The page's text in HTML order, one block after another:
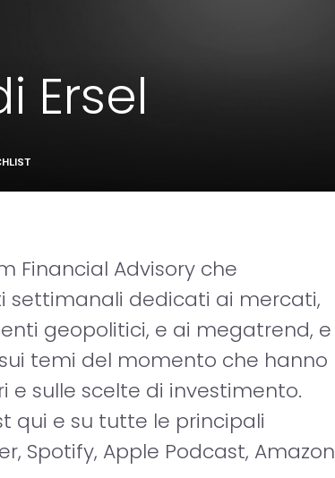
Ersel
Financial Advisory che
dedicati ai mercati,
geopolitici, e ai megatrend, e
temi del momento che hanno
sulle scelte di investimento.
qui e su tutte le principali
Spotify, Apple Podcast, Amazon